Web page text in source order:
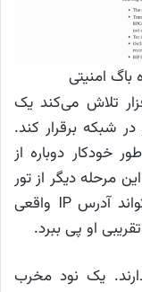
تلاش می‌کند یک
در شبکه برقرار کند.
خودکار دوباره از
مرحله دیگر از تور
استفاده نمی‌شود. در نتیجه، گیرنده می‌تواند آدرس IP واقعی
او پی ببرد.
یک نود مخرب